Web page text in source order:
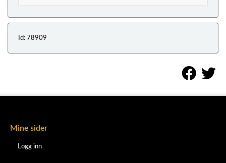
Id: 78909
Mine sider
Logg inn